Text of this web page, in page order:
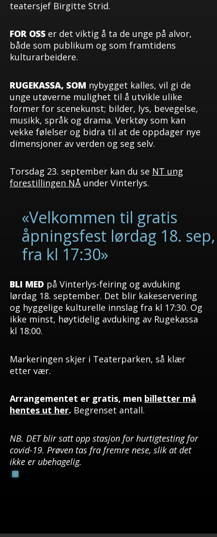
teatersjef Birgitte Strid.
FOR OSS er det viktig å ta de unge på alvor,
både som publikum og som framtidens
kulturarbeidere.
RUGEKASSA, SOM nybygget kalles, vil gi de
unge utøverne mulighet til å utvikle ulike
former for scenekunst; bilder, lys, bevegelse,
musikk, språk og drama. Verktøy som kan
vekke følelser og bidra til at de oppdager nye
dimensjoner av verden og seg selv.
Torsdag 23. september kan du se NT ung
forestillingen NÅ under Vinterlys.
«Velkommen til gratis
åpningsfest lørdag 18. sep,
fra kl 17:30»
BLI MED på Vinterlys-feiring og avduking
lørdag 18. september. Det blir kakeservering
og hyggelige kulturelle innslag fra kl 17:30. Og
ikke minst, høytidelig avduking av Rugekassa
kl 18:00.
Markeringen skjer i Teaterparken, så klær
etter vær.
Arrangementet er gratis, men billetter må
hentes ut her. Begrenset antall.
NB. DETblir satt opp stasjon for hurtigtesting for
covid-19. Prøven tas fra fremre nese, slik at det
ikke er ubehagelig.